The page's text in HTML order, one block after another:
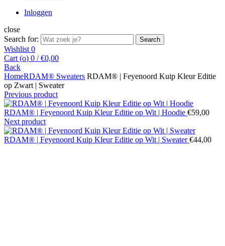
Inloggen
close
Search for:
Search
Wishlist 0
Cart (o) 0 / €0,00
Back
HomeRDAM® Sweaters RDAM® | Feyenoord Kuip Kleur Editie
op Zwart | Sweater
Previous product
RDAM® | Feyenoord Kuip Kleur Editie op Wit | Hoodie €59,00
Next product
RDAM® | Feyenoord Kuip Kleur Editie op Wit | Sweater€44,00